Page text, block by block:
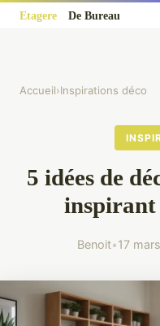
Accueil›Inspirations déco
5 idées de
inspirant
Benoit•17